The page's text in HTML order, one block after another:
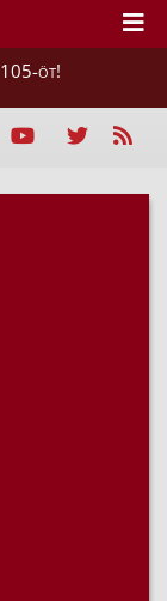
105-öt!